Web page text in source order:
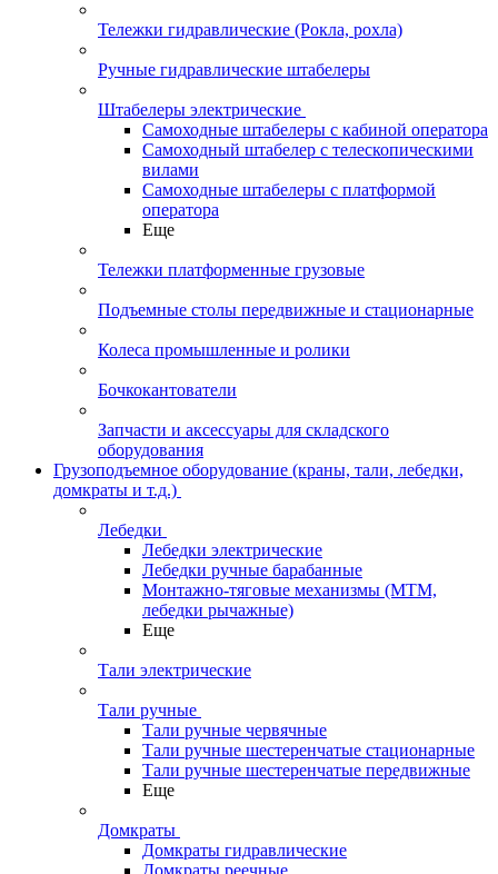
Тележки гидравлические (Рокла, рохла)
Ручные гидравлические штабелеры
Штабелеры электрические
Самоходные штабелеры с кабиной оператора
Самоходный штабелер с телескопическими
вилами
Самоходные штабелеры с платформой
оператора
Еще
Тележки платформенные грузовые
Подъемные столы передвижные и стационарные
Колеса промышленные и ролики
Бочкокантователи
Запчасти и аксессуары для складского
оборудования
Грузоподъемное оборудование (краны, тали, лебедки,
домкраты и т.д.)
Лебедки
Лебедки электрические
Лебедки ручные барабанные
Монтажно-тяговые механизмы (МТМ,
лебедки рычажные)
Еще
Тали электрические
Тали ручные
Тали ручные червячные
Тали ручные шестеренчатые стационарные
Тали ручные шестеренчатые передвижные
Еще
Домкраты
Домкраты гидравлические
Домкраты реечные